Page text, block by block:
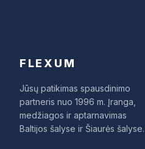
FLEXUM
Jūsų patikimas spausdinimo
partneris nuo 1996 m. Įranga,
medžiagos ir aptarnavimas
Baltijos šalyse ir Šiaurės šalyse.